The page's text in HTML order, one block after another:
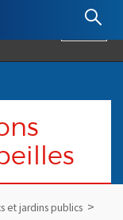
: Retour à l'accueil
et jardins publics